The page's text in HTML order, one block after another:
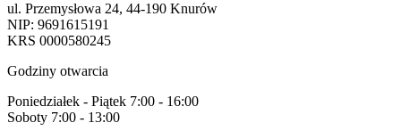
ul. Przemysłowa 24, 44-190 Knurów
NIP: 9691615191
KRS 0000580245
Godziny otwarcia
Poniedziałek - Piątek 7:00 - 16:00
Soboty 7:00 - 13:00